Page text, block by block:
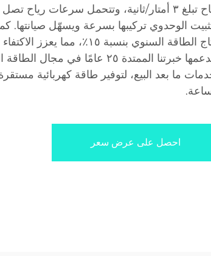
الوحدوي تركيبها بسرعة ويسهّل صيانتها.
إنتاج الطاقة السنوي بنسبة ١٥٪،
وتدعمها خبرتنا الممتدة ٢٥ عامًا في
ما بعد البيع، لتوفير طاقة كهربائية
احصل على عرض سعر